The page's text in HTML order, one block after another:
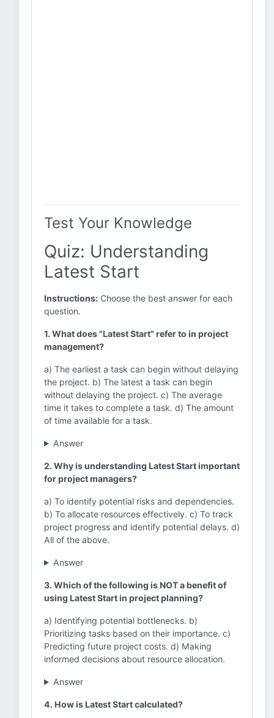
Test Your Knowledge
Quiz: Understanding
Latest Start
Instructions: Choose the best answer for each
question.
1. What does "Latest Start" refer to in project
management?
a) The earliest a task can begin without delaying
the project. b) The latest a task can begin
without delaying the project. c) The average
time it takes to complete a task. d) The amount
of time available for a task.
Answer
2. Why is understanding Latest Start important
for project managers?
a) To identify potential risks and dependencies.
b) To allocate resources effectively. c) To track
project progress and identify potential delays. d)
All of the above.
Answer
3. Which of the following is NOT a benefit of
using Latest Start in project planning?
a) Identifying potential bottlenecks. b)
Prioritizing tasks based on their importance. c)
Predicting future project costs. d) Making
informed decisions about resource allocation.
Answer
4. How is Latest Start calculated?